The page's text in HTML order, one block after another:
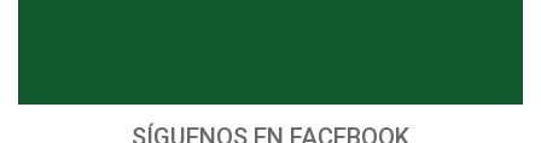
SÍGUENOS EN FACEBOOK